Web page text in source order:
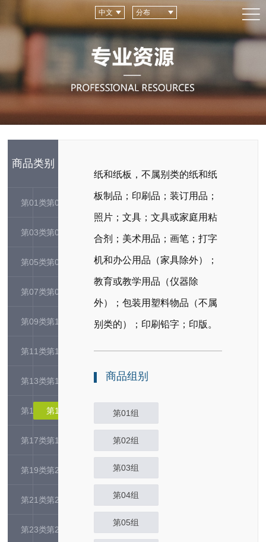
中文 分布
商品类别
第01类第02类
第03类第04类
第05类第06类
第07类第08类
第09类第10类
第11类第12类
第13类第14类
第15类第16类
第17类第18类
第19类第20类
第21类第22类
第23类第24类
纸和纸板，不属别类的纸和纸
板制品；印刷品；装订用品；
照片；文具；文具或家庭用粘
合剂；美术用品；画笔；打字
机和办公用品（家具除外）；
教育或教学用品（仪器除
外）；包装用塑料物品（不属
别类的）；印刷铅字；印版。
商品组别
第01组
第02组
第03组
第04组
第05组